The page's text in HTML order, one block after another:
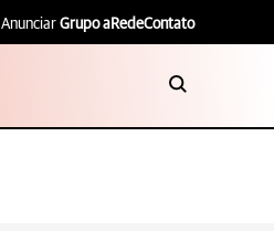
Anunciar Grupo aRedeContato